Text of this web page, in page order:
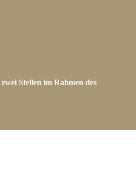
zwei Stellen im Rahmen des